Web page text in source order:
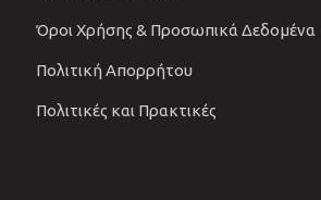
Όροι Χρήσης & Προσωπικά Δεδομένα
Πολιτική Απορρήτου
Πολιτικές και Πρακτικές